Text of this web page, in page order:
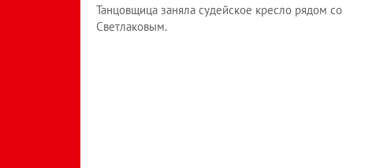
Танцовщица заняла судейское кресло рядом со
Светлаковым.